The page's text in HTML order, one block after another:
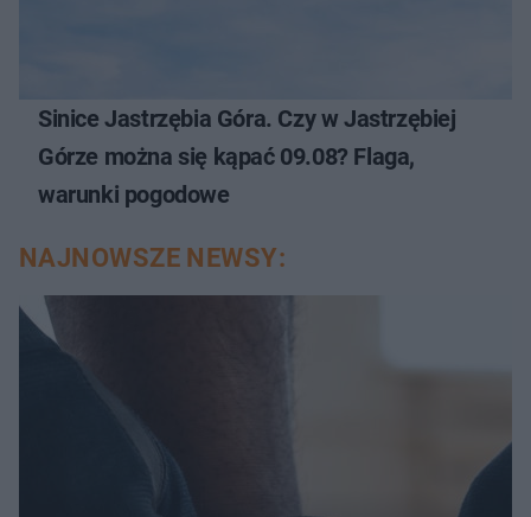
Sinice Jastrzębia Góra. Czy w Jastrzębiej
Górze można się kąpać 09.08? Flaga,
warunki pogodowe
NAJNOWSZE NEWSY: